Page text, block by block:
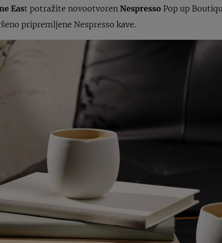
East potražite novootvorenNespresso Pop up
pripremljene Nespresso kave.